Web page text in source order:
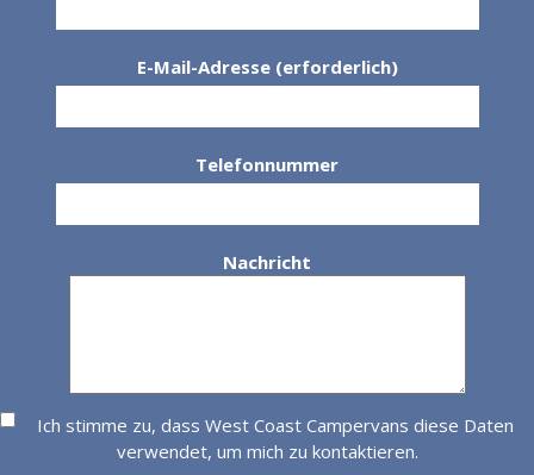
E-Mail-Adresse (erforderlich)
Telefonnummer
Nachricht
Ich stimme zu, dass West Coast Campervans diese Daten
verwendet, um mich zu kontaktieren.